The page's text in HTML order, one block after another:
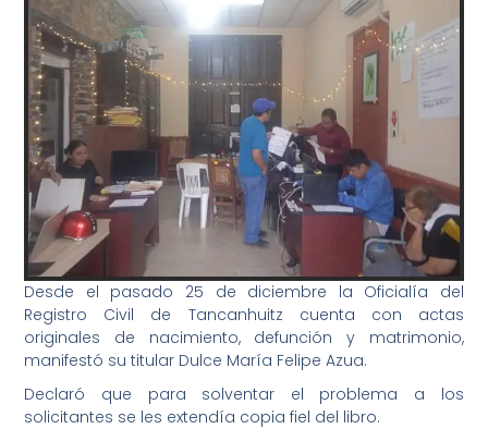
Desde el pasado 25 de diciembre la Oficialía del
Registro Civil de Tancanhuitz cuenta con actas
originales de nacimiento, defunción y matrimonio,
manifestó su titular Dulce María Felipe Azua.
Declaró que para solventar el problema a los
solicitantes se les extendía copia fiel del libro.